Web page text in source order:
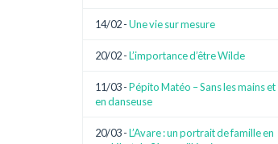
14/02 -Une vie sur mesure
20/02 -L’importance d’être Wilde
11/03 -Pépito Matéo – Sans les mains et
en danseuse
20/03 -L’Avare : un portrait de famille en